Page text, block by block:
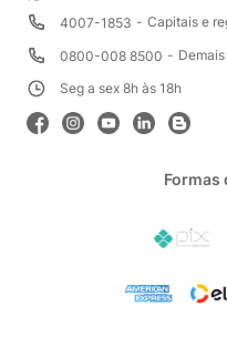
4007-1853
Capitais e
0800-008 8500
Seg a sex 8h às 18h
Formas